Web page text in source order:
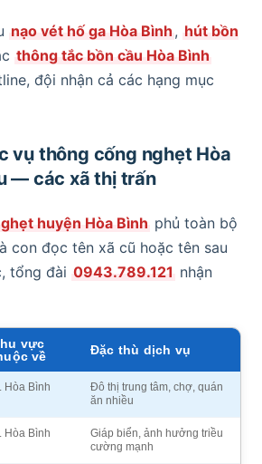
nạo vét hố ga Hòa Bình, hút bồn
thông tắc bồn cầu Hòa Bình
đội nhận cả các hạng mục
vụ thông cống nghẹt Hòa
— các xã thị trấn
huyện Hòa Bình phủ toàn bộ
con đọc tên xã cũ hoặc tên sau
tổng đài 0943.789.121 nhận
vực
về
Đặc thù dịch vụ
Hòa Bình
Đô thị trung tâm, chợ, quán
ăn nhiều
Hòa Bình
Giáp biển, ảnh hưởng triều
cường mạnh